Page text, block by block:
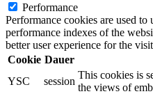
Performance
Performance cookies are used to
performance indexes of the
better user experience for the
Cookie Dauer
YSC
session
This cookies is
the views of